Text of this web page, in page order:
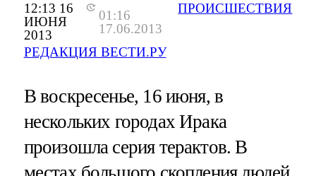
12:13 16
ИЮНЯ
2013
01:16
17.06.2013
РЕДАКЦИЯ ВЕСТИ.РУ
ПРОИСШЕСТВИЯ
В воскресенье, 16 июня, в
нескольких городах Ирака
произошла серия терактов. В